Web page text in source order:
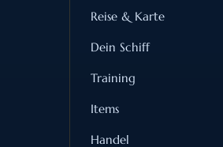
Reise & Karte
Dein Schiff
Training
Items
Handel